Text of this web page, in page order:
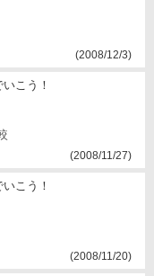
(2008/12/3)
こう！
(2008/11/27)
こう！
(2008/11/20)